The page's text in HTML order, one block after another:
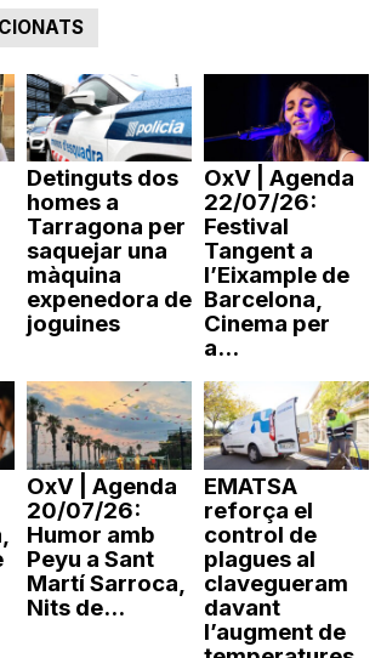
Detinguts dos
homes a
Tarragona per
saquejar una
màquina
expenedora de
joguines
OxV | Agenda
22/07/26:
Festival
Tangent a
l’Eixample de
Barcelona,
Cinema per
a...
OxV | Agenda
20/07/26:
Humor amb
Peyu a Sant
Martí Sarroca,
Nits de...
EMATSA
reforça el
control de
plagues al
clavegueram
davant
l’augment de